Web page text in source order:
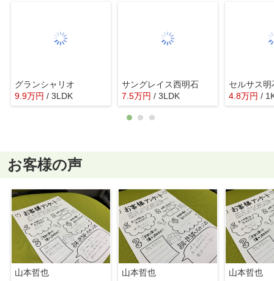
グランシャリオ
9.9万円 / 3LDK
サングレイス西明石
7.5万円 / 3LDK
セルサス明
4.8万円 /
お客様の声
山本哲也 山本哲也 山本哲也